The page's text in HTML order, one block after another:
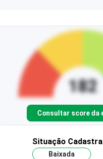
Consultar score da
Situação
Baixada